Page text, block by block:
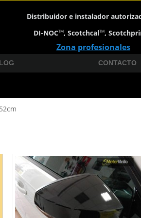
Distribuidor e instalador
DI-NOCTM, ScotchcalTM,
Zona profesionales
CONTACTO